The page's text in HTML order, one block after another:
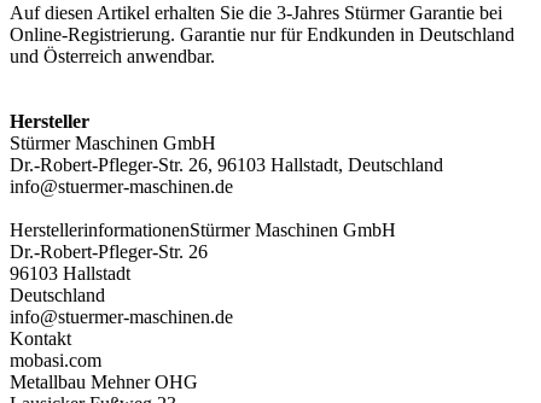
Auf diesen Artikel erhalten Sie die 3-Jahres Stürmer Garantie bei
Online-Registrierung. Garantie nur für Endkunden in Deutschland
und Österreich anwendbar.
Hersteller
Stürmer Maschinen GmbH
Dr.-Robert-Pfleger-Str. 26, 96103 Hallstadt, Deutschland
info@stuermer-maschinen.de
HerstellerinformationenStürmer Maschinen GmbH
Dr.-Robert-Pfleger-Str. 26
96103 Hallstadt
Deutschland
info@stuermer-maschinen.de
Kontakt
mobasi.com
Metallbau Mehner OHG